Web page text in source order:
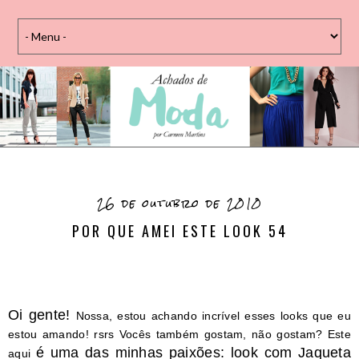
26 de outubro de 2010
POR QUE AMEI ESTE LOOK 54
Oi gente!
Nossa, estou achando incrível esses looks que eu
estou amando! rsrs Vocês também gostam, não gostam? Este
aqui é uma das minhas paixões: look com Jaqueta